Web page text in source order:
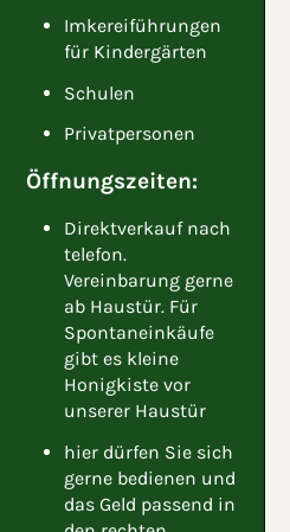
Imkereiführungen
für Kindergärten
Schulen
Privatpersonen
Öffnungszeiten:
Direktverkauf nach
telefon.
Vereinbarung gerne
ab Haustür. Für
Spontaneinkäufe
gibt es kleine
Honigkiste vor
unserer Haustür
hier dürfen Sie sich
gerne bedienen und
das Geld passend in